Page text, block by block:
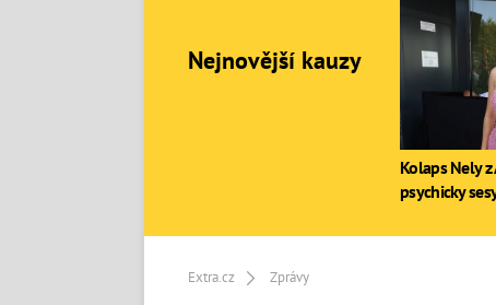
Extra.cz Zprávy
Nejnovější kauzy
Kolaps Nely z
psychicky